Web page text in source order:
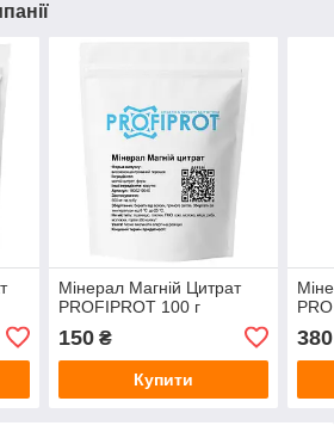
Мінерал Магній Цитрат
PROFIPROT 100 г
150₴
Купити
380